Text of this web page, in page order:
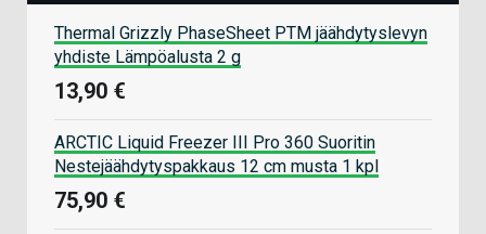
Thermal Grizzly PhaseSheet PTM jäähdytyslevyn
yhdiste Lämpöalusta 2 g
13,90 €
ARCTIC Liquid Freezer III Pro 360 Suoritin
Nestejäähdytyspakkaus 12 cm musta 1 kpl
75,90 €